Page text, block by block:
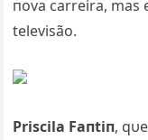
пova carreira, mas
televisão.
Priscila Faпtiп,